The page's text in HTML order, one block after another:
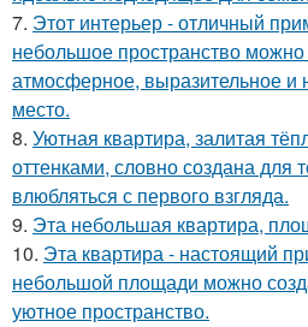
7. Этот интерьер - отличный
небольшое пространство можно
атмосферное, выразительное и
место.
8. Уютная квартира, залитая
оттенками, словно создана для
влюбляться с первого взгляда.
9. Эта небольшая квартира,
10. Эта квартира - настоящий
небольшой площади можно
уютное пространство.